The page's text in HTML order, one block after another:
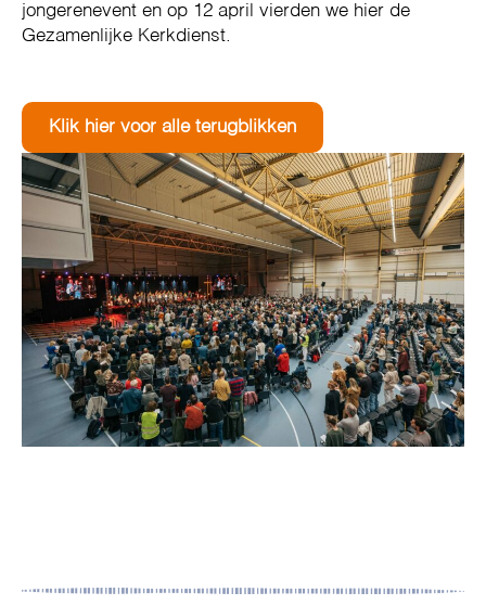
jongerenevent en op 12 april vierden we hier de
Gezamenlijke Kerkdienst.
Klik hier voor alle terugblikken